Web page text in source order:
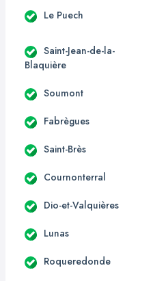
Le Puech
Saint-Jean-de-la-
Blaquière
Soumont
Fabrègues
Saint-Brès
Cournonterral
Dio-et-Valquières
Lunas
Roqueredonde